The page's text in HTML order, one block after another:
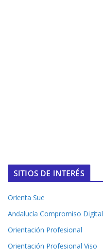
SITIOS DE INTERÉS
Orienta Sue
Andalucía Compromiso Digital
Orientación Profesional
Orientación Profesional Viso